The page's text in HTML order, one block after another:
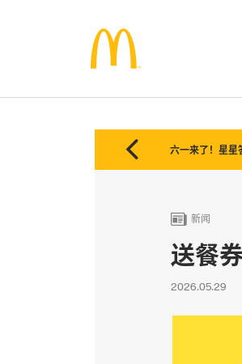
 六一来了！星星
 新闻
送餐
2026.05.29